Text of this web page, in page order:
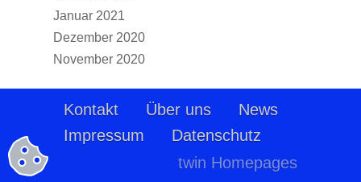
Januar 2021
Dezember 2020
November 2020
Kontakt Über uns
News
Impressum
Datenschutz
twin Homepages